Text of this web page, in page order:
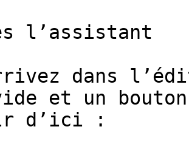
l’assistant
dans
vide et un
d’ici :